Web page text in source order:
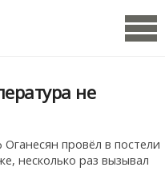
не
провёл в постели
несколько раз вызывал